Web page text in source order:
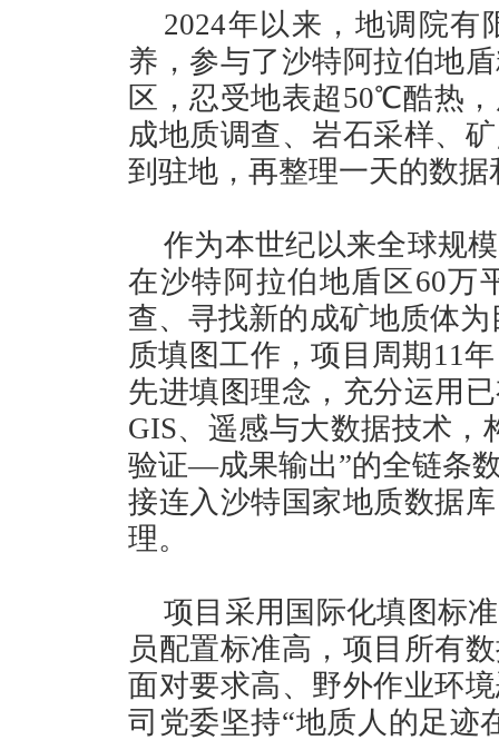
2024年以来，地调院
养，参与了沙特阿拉伯地
区，忍受地表超50℃酷热
成地质调查、岩石采样、
到驻地，再整理一天的数
作为本世纪以来全球规
在沙特阿拉伯地盾区60万
查、寻找新的成矿地质体
质填图工作，项目周期11
先进填图理念，充分运用
GIS、遥感与大数据技术
验证—成果输出”的全链条
接连入沙特国家地质数据
理。
项目采用国际化填图标
员配置标准高，项目所有
面对要求高、野外作业环
司党委坚持“地质人的足迹